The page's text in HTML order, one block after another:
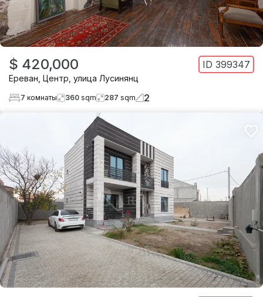
$ 420,000 ID 399347
Ереван Центр улица Лусинянц
7 комнаты 360 sqm 287 sqm 2